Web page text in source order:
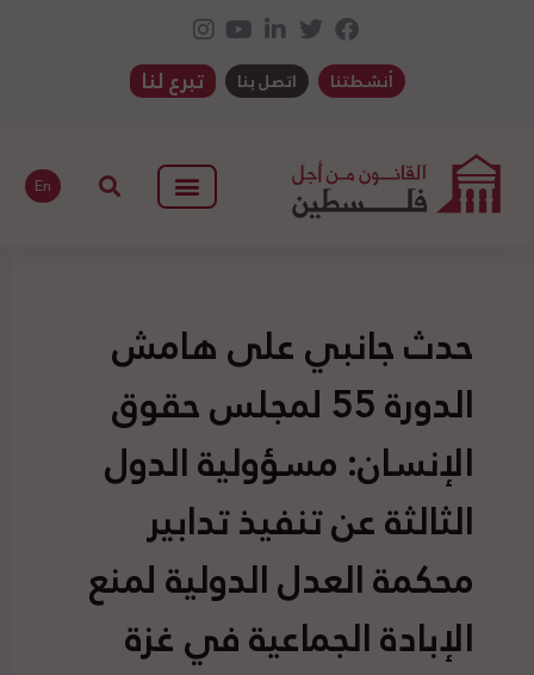
أنشطتنا اتصل بنا تبرع لنا
En
حدث جانبي على هامش
الدورة 55 لمجلس حقوق
الإنسان: مسؤولية الدول
الثالثة عن تنفيذ تدابير
محكمة العدل الدولية لمنع
الإبادة الجماعية في غزة